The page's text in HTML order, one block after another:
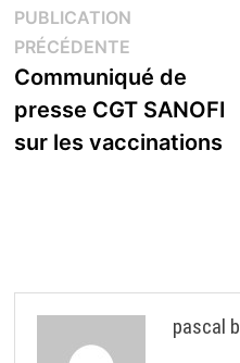
Navigation
de
l’article
PUBLICATION
PRÉCÉDENTEPublication
précédente :
Communiqué de
presse CGT SANOFI
sur les vaccinations
pascal b